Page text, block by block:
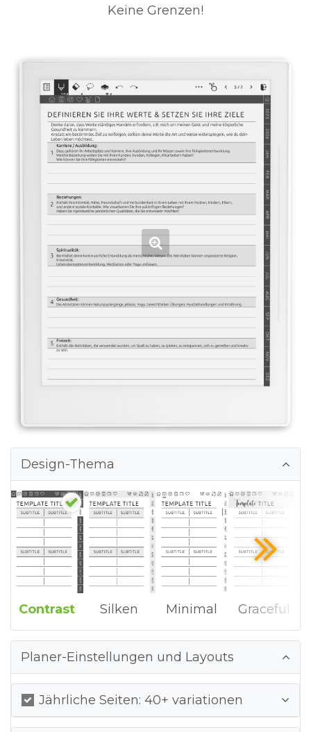
Keine Grenzen!
Design-Thema
Contrast Silken Minimal Graceful
Planer-Einstellungen und Layouts
Jährliche Seiten: 40+ variationen